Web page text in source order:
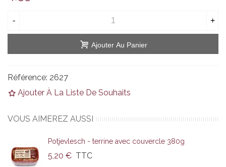
- +
Ajouter Au Panier
Référence: 2627
Ajouter À La Liste De Souhaits
VOUS AIMEREZ AUSSI
Potjevlesch - terrine avec couvercle 380g
5,20 € TTC